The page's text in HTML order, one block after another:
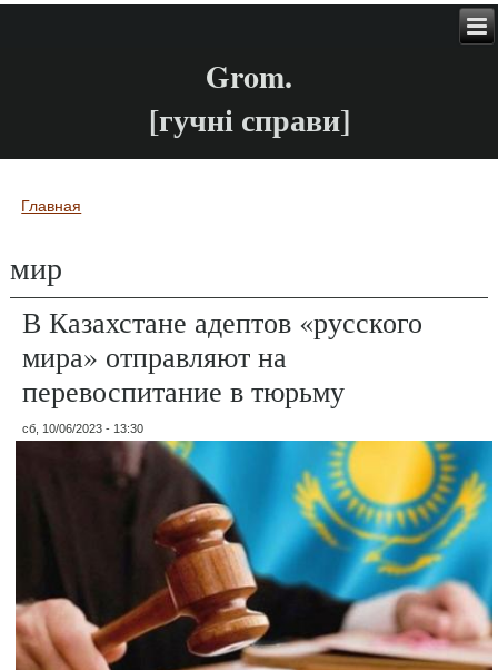
Grom.
[гучні справи]
Вы здесь
Главная
мир
В Казахстане адептов «русского
мира» отправляют на
перевоспитание в тюрьму
сб, 10/06/2023 - 13:30